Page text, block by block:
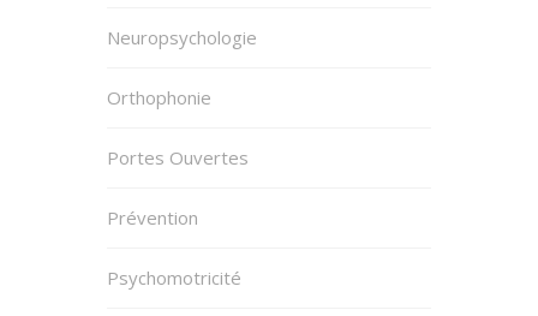
Neuropsychologie
Orthophonie
Portes Ouvertes
Prévention
Psychomotricité